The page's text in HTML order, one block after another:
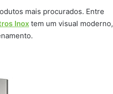
mais procurados. Entre
Inox tem um visual moderno,